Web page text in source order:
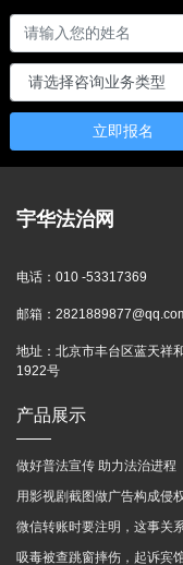
立即报名
宇华法治网
电话： 010 -53317369
邮箱：
地址： 北京市丰台区蓝天祥
1922号
产品展示
做好普法宣传 助力法治进程